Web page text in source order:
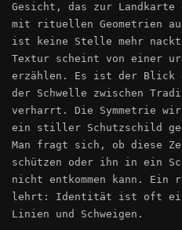
Gesicht, das zur Landkarte
mit rituellen Geometrien
ist keine Stelle mehr
Textur scheint von einer
erzählen. Es ist der Blick
der Schwelle zwischen
verharrt. Die Symmetrie
ein stiller Schutzschild
Man fragt sich, ob diese
schützen oder ihn in ein
nicht entkommen kann.
lehrt: Identität ist oft
Linien und Schweigen.